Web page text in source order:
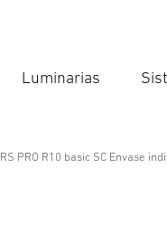
Luminarias
RS PRO R10 basic SC Envase